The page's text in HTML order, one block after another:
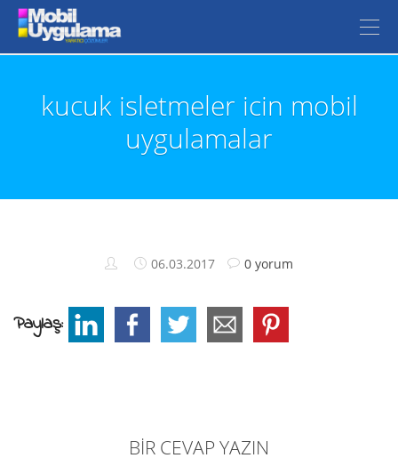
kucuk isletmeler icin mobil
uygulamalar
06.03.2017 0 yorum
Paylaş:
BIR CEVAP YAZIN